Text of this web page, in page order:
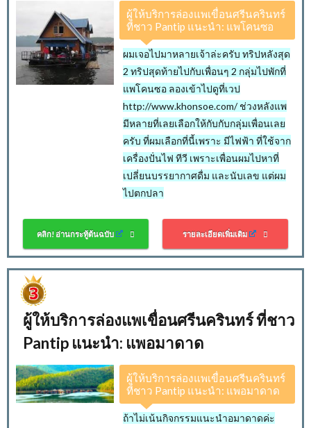
ผู้ให้บริการล่องแพเขื่อนศรีนครินทร์
ที่ชาว Pantip แนะนำ: แพโคนซอ
ผมเจอไปมาหลายเจ้าล่ะครับ ทริปหลังสุด
2 ทริปสุดท้ายไปกับเพื่อนๆ 2 กลุ่มไปพักที่
แพโคนซอ ลองเข้าไปดูที่เวป
http://www.khonsoe.com/ ช่วงหลังแพ
มีหลายที่เลยเลือกให้กับกับกลุ่มเพื่อนเลย
ครับ ที่ผมเลือกที่นี้เพราะ มีไฟฟ้า ที่ใช้จาก
เครื่องปั่นไฟ ทีวี เพราะเพื่อนผมไปหาที่
เปลี่ยนบรรยากาศดื่ม และนับเลข แต่ผม
ไปตกปลา
คลิก! อ่านกระทู้ต้นฉบับ รายละเอียดเพิ่มเติม
ผู้ให้บริการล่องแพเขื่อนศรีนครินทร์ ที่ชาว
Pantip แนะนำ: แพอมาดาด
ผู้ให้บริการล่องแพเขื่อนศรีนครินทร์
ที่ชาว Pantip แนะนำ: แพอมาดาด
ถ้าไม่เน้นกิจกรรมแนะนำอมาดาดค่ะ